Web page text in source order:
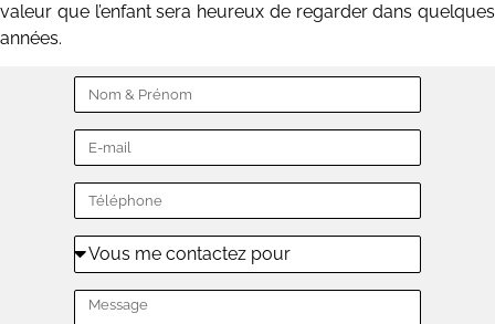
valeur que l’enfant sera heureux de regarder dans quelques
années.